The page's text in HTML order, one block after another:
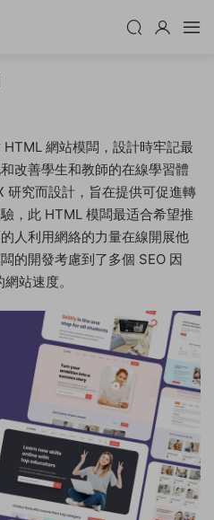
網站模闆，設計時牢記最
改善學生和教師的在線學習體
研究而設計，旨在提供可促進轉
，此 HTML 模闆最适合希望推
人利用網絡的力量在線開展他
的開發考慮到了多個 SEO 因
站速度。